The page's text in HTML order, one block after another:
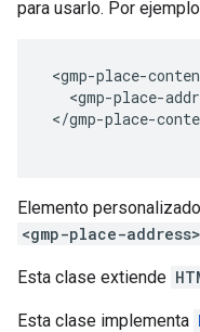
para usarlo. Por
<gmp-place-
<gmp-place-
</gmp-place-
Elemento
<gmp-place-
Esta clase extiende
Esta clase implementa